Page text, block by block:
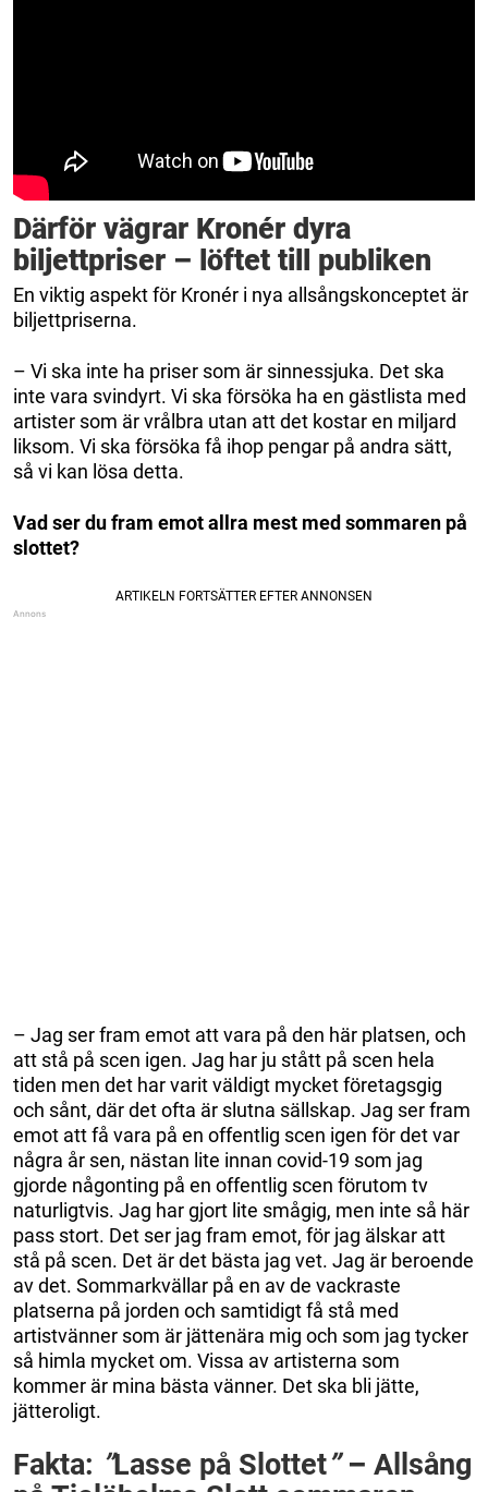
Därför vägrar Kronér dyra
biljettpriser – löftet till publiken
En viktig aspekt för Kronér i nya allsångskonceptet är
biljettpriserna.
– Vi ska inte ha priser som är sinnessjuka. Det ska
inte vara svindyrt. Vi ska försöka ha en gästlista med
artister som är vrålbra utan att det kostar en miljard
liksom. Vi ska försöka få ihop pengar på andra sätt,
så vi kan lösa detta.
Vad ser du fram emot allra mest med sommaren på
slottet?
– Jag ser fram emot att vara på den här platsen, och
att stå på scen igen. Jag har ju stått på scen hela
tiden men det har varit väldigt mycket företagsgig
och sånt, där det ofta är slutna sällskap. Jag ser fram
emot att få vara på en offentlig scen igen för det var
några år sen, nästan lite innan covid-19 som jag
gjorde någonting på en offentlig scen förutom tv
naturligtvis. Jag har gjort lite smågig, men inte så här
pass stort. Det ser jag fram emot, för jag älskar att
stå på scen. Det är det bästa jag vet. Jag är beroende
av det. Sommarkvällar på en av de vackraste
platserna på jorden och samtidigt få stå med
artistvänner som är jättenära mig och som jag tycker
så himla mycket om. Vissa av artisterna som
kommer är mina bästa vänner. Det ska bli jätte,
jätteroligt.
Fakta: ”Lasse på Slottet”– Allsång